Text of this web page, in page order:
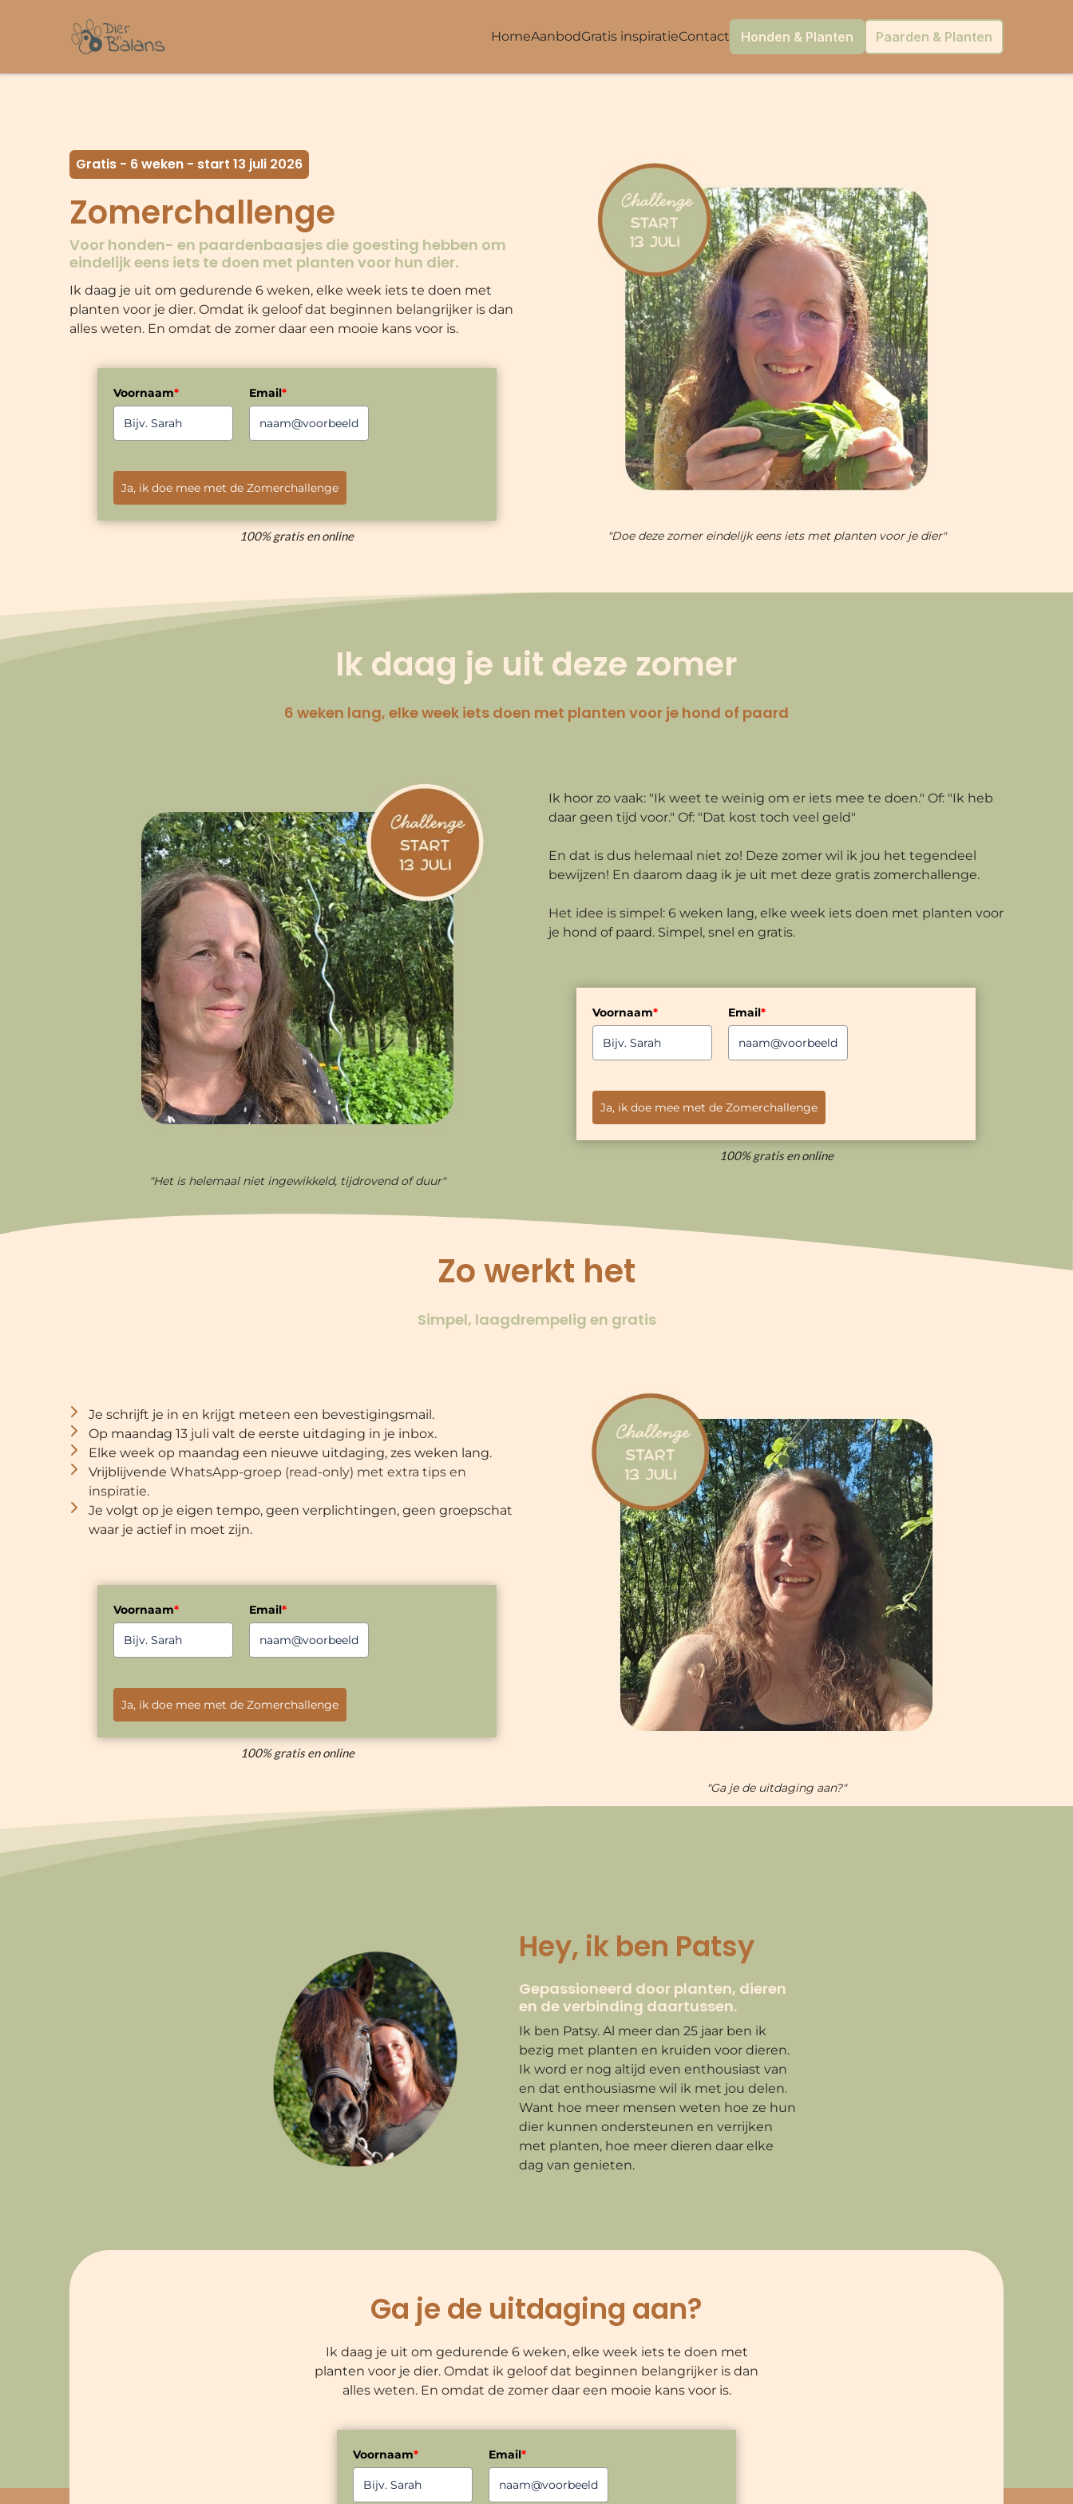
HomeAanbodGratis inspiratieContact Honden & Planten Paarden & Planten
Gratis - 6 weken - start 13 juli 2026
Zomerchallenge
Voor honden- en paardenbaasjes die goesting hebben om
eindelijk eens iets te doen met planten voor hun dier.
Ik daag je uit om gedurende 6 weken, elke week iets te doen met
planten voor je dier. Omdat ik geloof dat beginnen belangrijker is dan
alles weten. En omdat de zomer daar een mooie kans voor is.
Voornaam* Email*
Ja, ik doe mee met de Zomerchallenge
100% gratis en online "Doe deze zomer eindelijk eens iets met planten voor je dier"
Ik daag je uit deze zomer
6 weken lang, elke week iets doen met planten voor je hond of paard
"Het is helemaal niet ingewikkeld, tijdrovend of duur"
Ik hoor zo vaak: "Ik weet te weinig om er iets mee te doen." Of: "Ik heb
daar geen tijd voor." Of: "Dat kost toch veel geld"
En dat is dus helemaal niet zo! Deze zomer wil ik jou het tegendeel
bewijzen! En daarom daag ik je uit met deze gratis zomerchallenge.
Het idee is simpel: 6 weken lang, elke week iets doen met planten voor
je hond of paard. Simpel, snel en gratis.
Voornaam* Email*
Ja, ik doe mee met de Zomerchallenge
100% gratis en online
Zo werkt het
Simpel, laagdrempelig en gratis
Je schrijft je in en krijgt meteen een bevestigingsmail.
Op maandag 13 juli valt de eerste uitdaging in je inbox.
Elke week op maandag een nieuwe uitdaging, zes weken lang.
Vrijblijvende WhatsApp-groep (read-only) met extra tips en
inspiratie.
Je volgt op je eigen tempo, geen verplichtingen, geen groepschat
waar je actief in moet zijn.
Voornaam* Email*
Ja, ik doe mee met de Zomerchallenge
100% gratis en online
"Ga je de uitdaging aan?"
Hey, ik ben Patsy
Gepassioneerd door planten, dieren
en de verbinding daartussen.
Ik ben Patsy. Al meer dan 25 jaar ben ik
bezig met planten en kruiden voor dieren.
Ik word er nog altijd even enthousiast van
en dat enthousiasme wil ik met jou delen.
Want hoe meer mensen weten hoe ze hun
dier kunnen ondersteunen en verrijken
met planten, hoe meer dieren daar elke
dag van genieten.
Ga je de uitdaging aan?
Ik daag je uit om gedurende 6 weken, elke week iets te doen met
planten voor je dier. Omdat ik geloof dat beginnen belangrijker is dan
alles weten. En omdat de zomer daar een mooie kans voor is.
Voornaam* Email*